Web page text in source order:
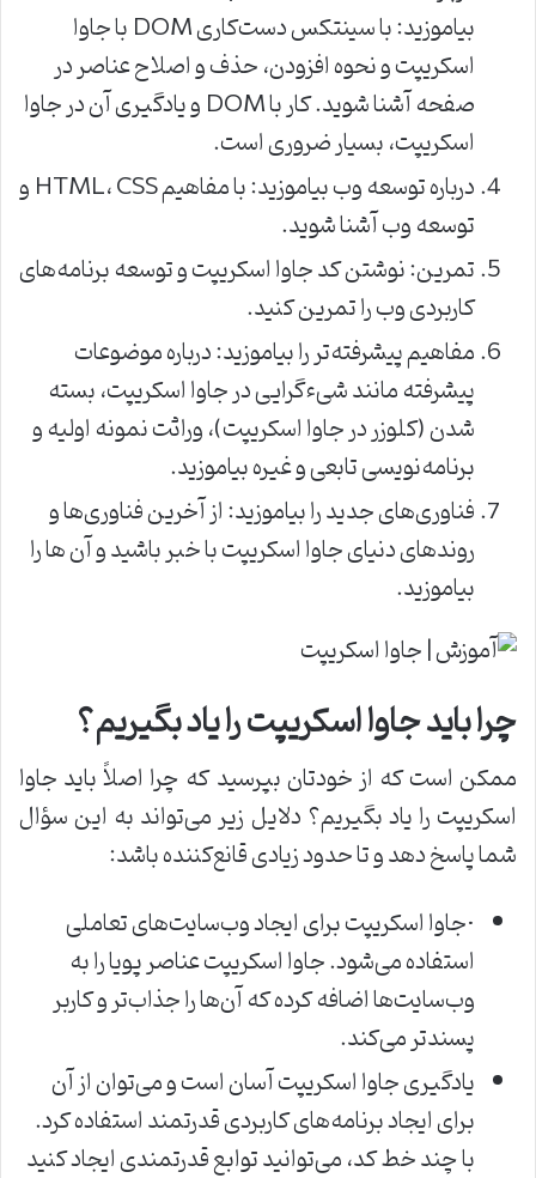
بیاموزید: با سینتکس دست‌کاری DOM با جاوا
اسکریپت و نحوه افزودن، حذف و اصلاح عناصر در
صفحه آشنا شوید. کار با DOM و یادگیری آن در جاوا
اسکریپت، بسیار ضروری است.
درباره توسعه وب بیاموزید: با مفاهیم HTML، CSS و
توسعه وب آشنا شوید.
تمرین: نوشتن کد جاوا اسکریپت و توسعه برنامه‌های
کاربردی وب را تمرین کنید.
مفاهیم پیشرفته‌تر را بیاموزید: درباره موضوعات
پیشرفته مانند شی‌ءگرایی در جاوا اسکریپت، بسته
شدن (کلوزر در جاوا اسکریپت)، وراثت نمونه اولیه و
برنامه‌نویسی تابعی و غیره بیاموزید.
فناوری‌های جدید را بیاموزید: از آخرین فناوری‌ها و
روندهای دنیای جاوا اسکریپت با خبر باشید و آن ها را
بیاموزید.
چرا باید جاوا اسکریپت را یاد بگیریم؟
ممکن است که از خودتان بپرسید که چرا اصلاً باید جاوا
اسکریپت را یاد بگیریم؟ دلایل زیر می‌تواند به این سؤال
شما پاسخ دهد و تا حدود زیادی قانع‌کننده باشد:
·جاوا اسکریپت برای ایجاد وب‌سایت‌های تعاملی
استفاده می‌شود. جاوا اسکریپت عناصر پویا را به
وب‌سایت‌ها اضافه کرده که آن‌ها را جذاب‌تر و کاربر
پسندتر می‌کند.
یادگیری جاوا اسکریپت آسان است و می‌توان از آن
برای ایجاد برنامه‌های کاربردی قدرتمند استفاده کرد.
با چند خط کد، می‌توانید توابع قدرتمندی ایجاد کنید